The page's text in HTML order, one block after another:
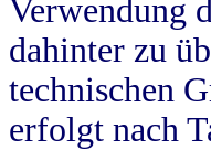
Verwendung
dahinter zu
technischen
erfolgt nach